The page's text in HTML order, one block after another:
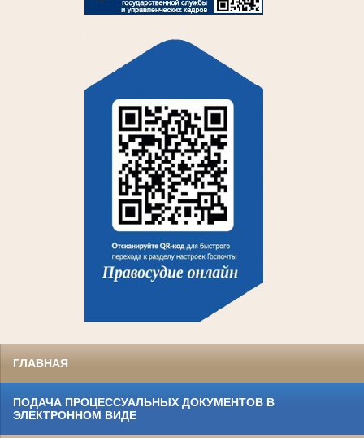
ГЛАВНАЯ
ПОДАЧА ПРОЦЕССУАЛЬНЫХ ДОКУМЕНТОВ В
ЭЛЕКТРОННОМ ВИДЕ